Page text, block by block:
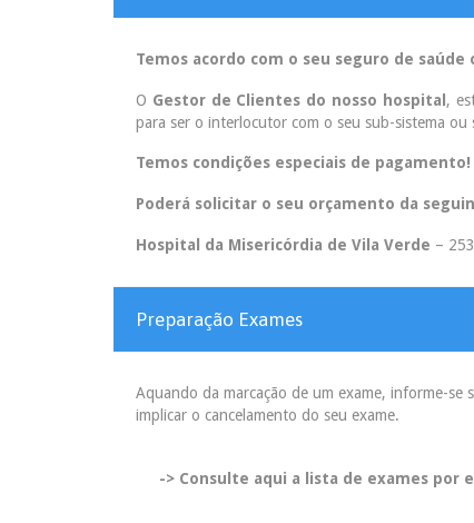
Temos acordo com o seu seguro de saúde
O Gestor de Clientes do nosso hospital ,
para ser o interlocutor com o seu sub-sistema
Temos condições especiais de pagamento!
Poderá solicitar o seu orçamento da
Hospital da Misericórdia de Vila Verde –
Preparação Exames
Aquando da marcação de um exame, informe-se
implicar o cancelamento do seu exame.
-> Consulte aqui a lista de exames por